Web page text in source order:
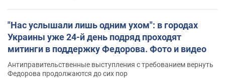
"Нас услышали лишь одним ухом": в городах
Украины уже 24-й день подряд проходят
митинги в поддержку Федорова. Фото и видео
Антиправительственные выступления с требованием вернуть
Федорова продолжаются до сих пор